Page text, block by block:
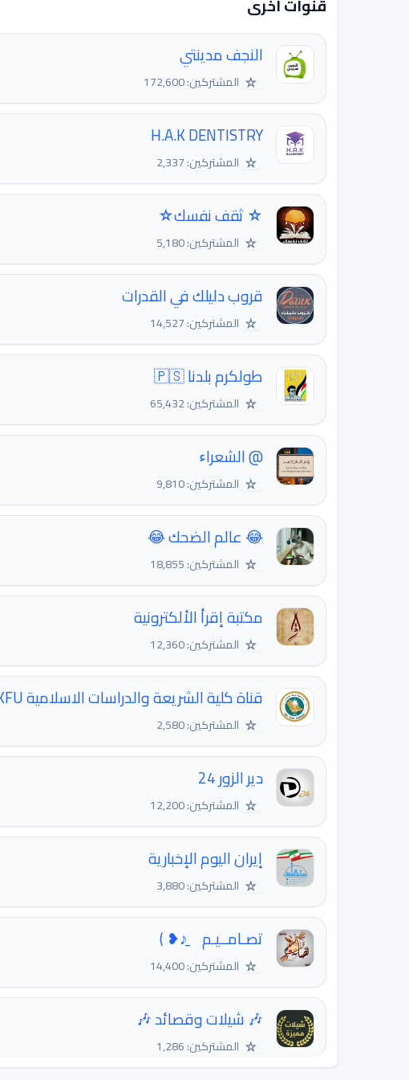
قنوات اخرى
النجف مدينتي
☆ المشتركين: 172,600
H.A.K DENTISTRY
☆ المشتركين: 2,337
☆ ثقف نفسك☆
☆ المشتركين: 5,180
قروب دليلك في القدرات
☆ المشتركين: 14,527
طولكرم بلدنا 🇵🇸
☆ المشتركين: 65,432
@ الشعراﺀ
☆ المشتركين: 9,810
😂 عالم الضحك 😂
☆ المشتركين: 18,855
مكتبة إقرأ الألكترونية
☆ المشتركين: 12,360
قناة كلية الشريعة والدراسات الاسلامية KFU
☆ المشتركين: 2,580
دير الزور 24
☆ المشتركين: 12,200
إيران اليوم الإخبارية
☆ المشتركين: 3,880
تصـامــيـم⠀ ♪̠❥ ﴾
☆ المشتركين: 14,400
🎶 شيلات وقصائد 🎶
☆ المشتركين: 1,286